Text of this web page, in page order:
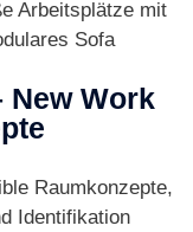
New Work
Raumkonzepte,
Identifikation